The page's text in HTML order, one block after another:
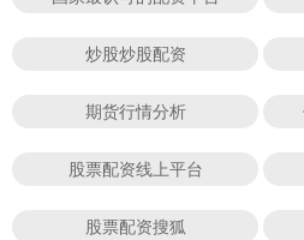
炒股炒股配资
期货行情分析
股票配资线上平台
股票配资搜狐